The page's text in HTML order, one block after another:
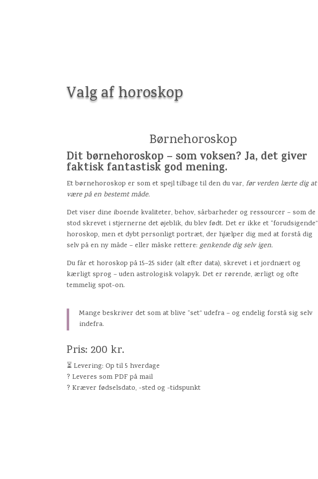
Valg af horoskop
Børnehoroskop
Dit børnehoroskop – som voksen? Ja, det giver
faktisk fantastisk god mening.
Et børnehoroskop er som et spejl tilbage til den du var,før verden lærte dig at
være på en bestemt måde.
Det viser dine iboende kvaliteter, behov, sårbarheder og ressourcer – som de
stod skrevet i stjernerne det øjeblik, du blev født. Det er ikke et “forudsigende”
horoskop, men et dybt personligt portræt, der hjælper dig med at forstå dig
selv på en ny måde – eller måske rettere:genkende dig selv igen.
Du får et horoskop på 15–25 sider (alt efter data), skrevet i et jordnært og
kærligt sprog – uden astrologisk volapyk. Det er rørende, ærligt og ofte
temmelig spot-on.
Mange beskriver det som at blive “set” udefra – og endelig forstå sig selv
indefra.
Pris: 200 kr.
⏳ Levering: Op til 5 hverdage
? Leveres som PDF på mail
? Kræver fødselsdato, -sted og -tidspunkt